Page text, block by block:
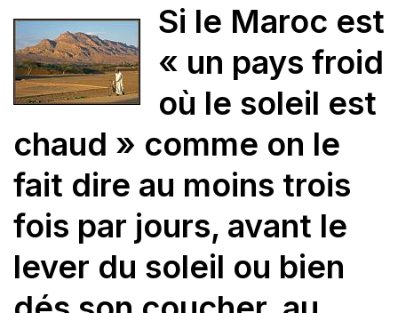
Si le Maroc est
« un pays froid
où le soleil est
chaud » comme on le
fait dire au moins trois
fois par jours, avant le
lever du soleil ou bien